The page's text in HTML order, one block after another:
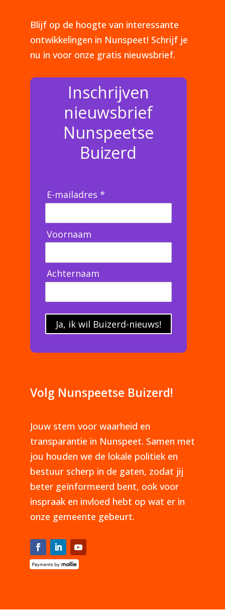
Blijf op de hoogte van interessante
ontwikkelingen in Nunspeet! Schrijf je
nu in voor onze gratis nieuwsbrief.
Inschrijven
nieuwsbrief
Nunspeetse
Buizerd
E-mailadres *
Voornaam
Achternaam
Ja, ik wil Buizerd-nieuws!
Volg Nunspeetse Buizerd!
Jouw stem voor waarheid en
transparantie in Nunspeet. Samen met
jou houden we de lokale politiek en
bestuur scherp in de gaten, zodat jij
beter geïnformeerd bent, ook voor
inspraak en invloed hebt op wat er in
onze gemeente gebeurt.